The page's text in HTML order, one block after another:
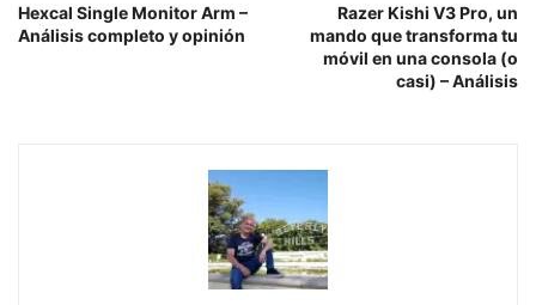
Hexcal Single Monitor Arm –
Análisis completo y opinión
Razer Kishi V3 Pro, un
mando que transforma tu
móvil en una consola (o
casi) – Análisis